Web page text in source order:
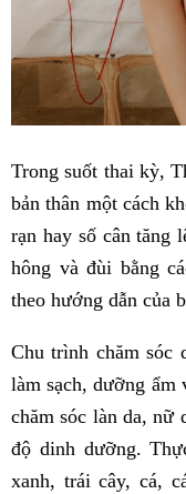
Trong suốt thai kỳ,
bản thân một cách
rạn hay số cân tăng
hông và đùi bằng
theo hướng dẫn của
Chu trình chăm sóc
làm sạch, dưỡng ẩm
chăm sóc làn da, nữ
độ dinh dưỡng.
xanh, trái cây, cá,